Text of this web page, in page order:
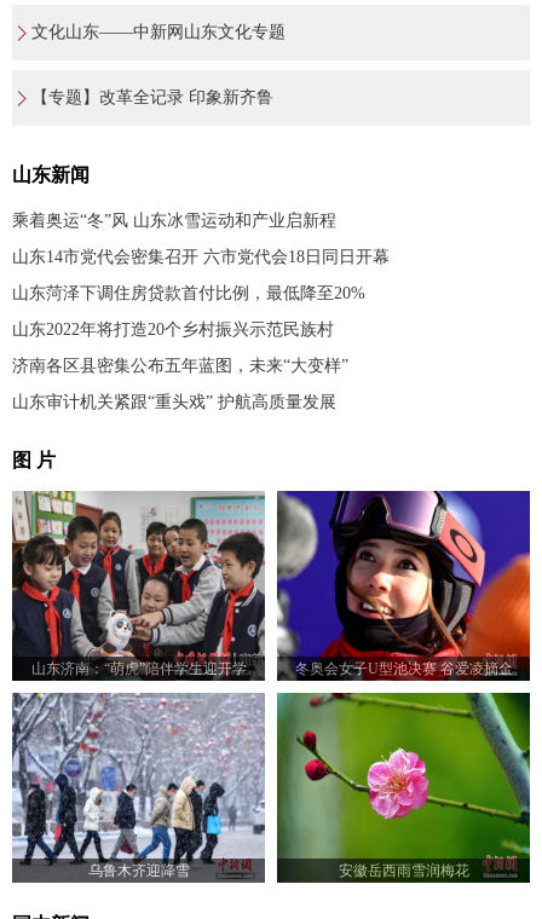
文化山东——中新网山东文化专题
【专题】改革全记录 印象新齐鲁
山东新闻
乘着奥运“冬”风 山东冰雪运动和产业启新程
山东14市党代会密集召开 六市党代会18日同日开幕
山东菏泽下调住房贷款首付比例，最低降至20%
山东2022年将打造20个乡村振兴示范民族村
济南各区县密集公布五年蓝图，未来“大变样”
山东审计机关紧跟“重头戏” 护航高质量发展
图 片
山东济南：“萌虎”陪伴学生迎开学 冬奥会女子U型池决赛 谷爱凌摘金
乌鲁木齐迎降雪 安徽岳西雨雪润梅花